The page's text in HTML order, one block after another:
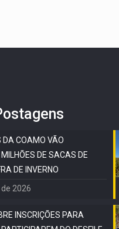
DA COAMO VÃO
DE SACAS DE
DE INVERNO
2026
INSCRIÇÕES PARA